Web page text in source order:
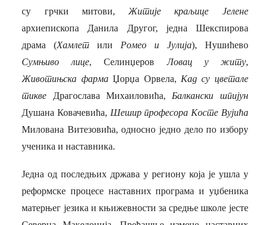
су грчки митови, Житије краљице Јелене
архиепископа Данила Другог, једна Шекспирова
драма (Хамлетили Ромео и Јулија), Нушићево
Сумњиво лице, СелинџеровЛовац у житу,
Животињска фармаЏорџа Орвела, Кад су цветале
тикве Драгослава Михаиловића, Балкански шпијун
Душана Ковачевића, Шешир професора Косте Вујића
Милована Витезовића, односно једно дело по избору
ученика и наставника.
Једна од последњих држава у региону која је ушла у
реформске процесе наставних програма и уџбеника
матерњег језика и књижевности за средње школе јесте